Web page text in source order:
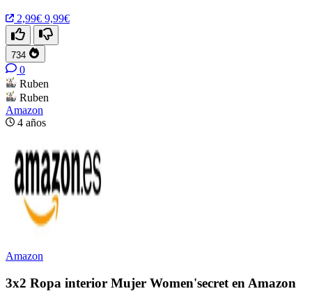
2,99€ 9,99€
734
0
Ruben
Ruben
Amazon
4 años
Amazon
3x2 Ropa interior Mujer Women'secret en Amazon